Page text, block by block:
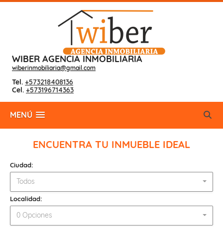
WIBER AGENCIA INMOBILIARIA
wiberinmobiliaria@gmail.com
Tel. +573218408136
Cel. +573196714363
MENÚ
ENCUENTRA TU INMUEBLE IDEAL
Ciudad:
Todos
Localidad:
0 Opciones